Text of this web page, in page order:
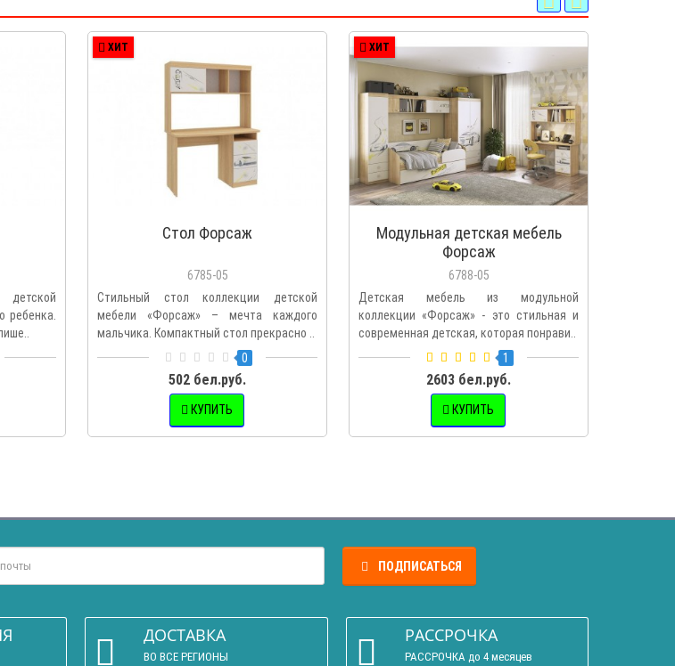
ребенка.
ХИТ
Стол Форсаж
6785-05
Стильный стол коллекции детской
мебели «Форсаж» – мечта каждого
мальчика. Компактный стол прекрасно ..
0
502 бел.руб.
КУПИТЬ
ХИТ
Модульная детская мебель
Форсаж
6788-05
Детская мебель из модульной
коллекции «Форсаж» - это стильная и
современная детская, которая понрави..
1
2603 бел.руб.
КУПИТЬ
ПОДПИСАТЬСЯ
ДОСТАВКА
ВО ВСЕ РЕГИОНЫ
РАССРОЧКА
РАССРОЧКА до 4 месяцев